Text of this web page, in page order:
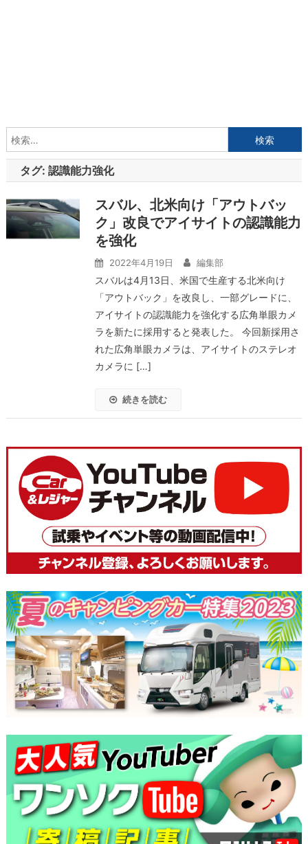
索:
タグ: 認識能力強化
スバル、北米向け「アウトバッ
ク」改良でアイサイトの認識能力
を強化
2022年4月19日 編集部
スバルは4月13日、米国で生産する北米向け
「アウトバック」を改良し、一部グレードに、
アイサイトの認識能力を強化する広角単眼カメ
ラを新たに採用すると発表した。 今回新採用さ
れた広角単眼カメラは、アイサイトのステレオ
カメラに […]
続きを読む